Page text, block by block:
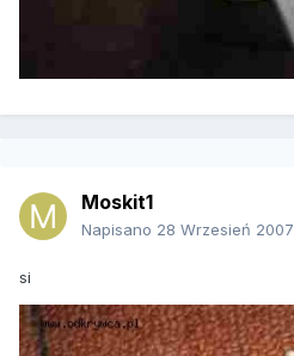
Moskit1
Napisano 28 Wrzesień 2007
si